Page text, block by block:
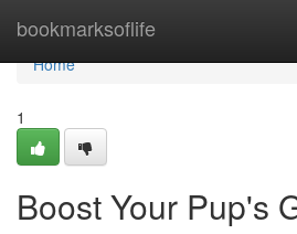
bookmarksoflife
Home
Home
1
Boost Your Pup's